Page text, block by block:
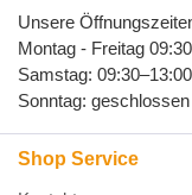
Unsere
Montag - Freitag
Samstag:
Sonntag: geschlossen
Shop Service